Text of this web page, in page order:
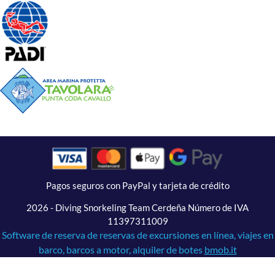
Pagos seguros con PayPal y tarjeta de crédito
2026 - Diving Snorkeling Team Cerdeña Número de IVA
11397311009
Software de reserva de reservas de excursiones en línea, viajes en
barco, barcos a motor, alquiler de botes bmob.it